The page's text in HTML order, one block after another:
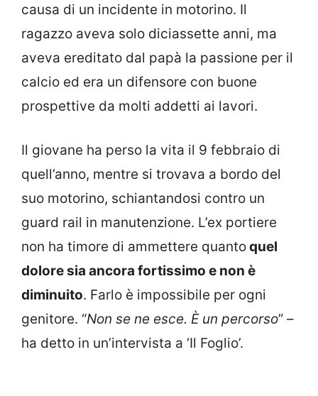
causa di un incidente in motorino. Il
ragazzo aveva solo diciassette anni, ma
aveva ereditato dal papà la passione per il
calcio ed era un difensore con buone
prospettive da molti addetti ai lavori.
Il giovane ha perso la vita il 9 febbraio di
quell’anno, mentre si trovava a bordo del
suo motorino, schiantandosi contro un
guard rail in manutenzione. L’ex portiere
non ha timore di ammettere quantoquel
dolore sia ancora fortissimo e non è
diminuito. Farlo è impossibile per ogni
genitore. “Non se ne esce. È un percorso” –
ha detto in un’intervista a ‘Il Foglio’.